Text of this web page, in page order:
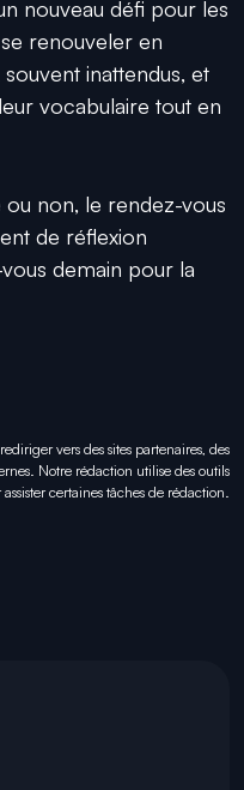
nouveau défi pour les
renouveler en
inattendus, et
vocabulaire tout en
non, le rendez-vous
de réflexion
demain pour la
vers des sites partenaires, des
Notre rédaction utilise des outils
assister certaines tâches de rédaction.